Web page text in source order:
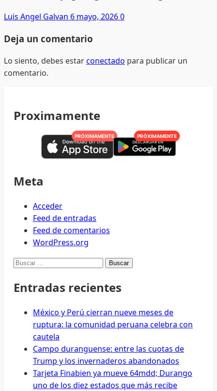
Luis Angel Galvan 6 mayo, 20260
Deja un comentario
Lo siento, debes estarconectado para publicar un
comentario.
Proximamente
PRÓXIMAMENTE PRÓXIMAMENTE
Meta
Acceder
Feed de entradas
Feed de comentarios
WordPress.org
Buscar:
Entradas recientes
México y Perú cierran nueve meses de
ruptura: la comunidad peruana celebra con
cautela
Campo duranguense: entre las cuotas de
Trump y los invernaderos abandonados
Tarjeta Finabien ya mueve 64mdd; Durango
uno de los diez estados que más recibe